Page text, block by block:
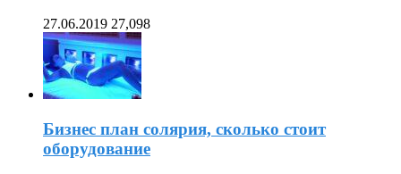
27.06.2019 27,098
Бизнес план солярия, сколько стоит
оборудование